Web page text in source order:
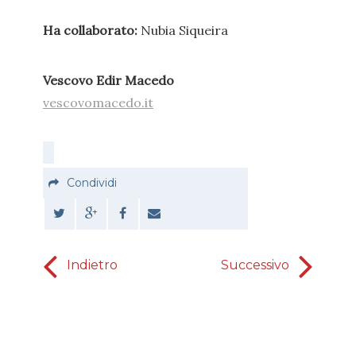
Ha collaborato: Nubia Siqueira
Vescovo Edir Macedo
vescovomacedo.it
Condividi
Indietro Successivo